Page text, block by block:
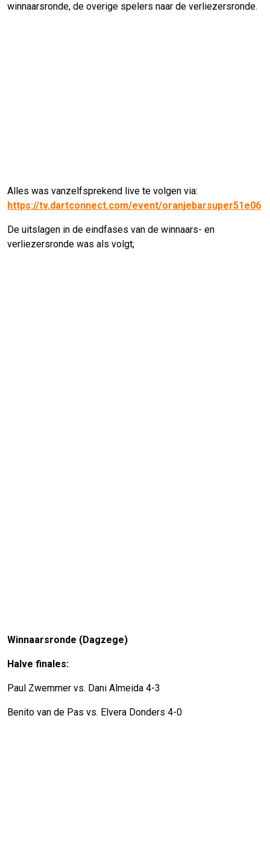
winnaarsronde, de overige spelers naar de verliezersronde.
Alles was vanzelfsprekend live te volgen via:
https://tv.dartconnect.com/event/oranjebarsuper51e06
De uitslagen in de eindfases van de winnaars- en
verliezersronde was als volgt;
Winnaarsronde (Dagzege)
Halve finales:
Paul Zwemmer vs. Dani Almeida 4-3
Benito van de Pas vs. Elvera Donders 4-0